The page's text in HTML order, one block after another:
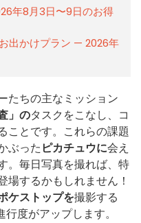
年8月3日〜9日のお得
出かけプラン — 2026年
たちの主なミッション
」のタスクをこなし、コ
ことです。これらの課題
ぶったピカチュウに会え
。毎日写真を撮れば、特
場するかもしれません！
ケストップを撮影する
度がアップします。